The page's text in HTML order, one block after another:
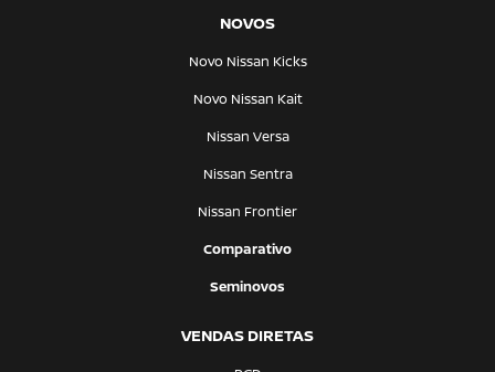
NOVOS
Novo Nissan Kicks
Novo Nissan Kait
Nissan Versa
Nissan Sentra
Nissan Frontier
Comparativo
Seminovos
VENDAS DIRETAS